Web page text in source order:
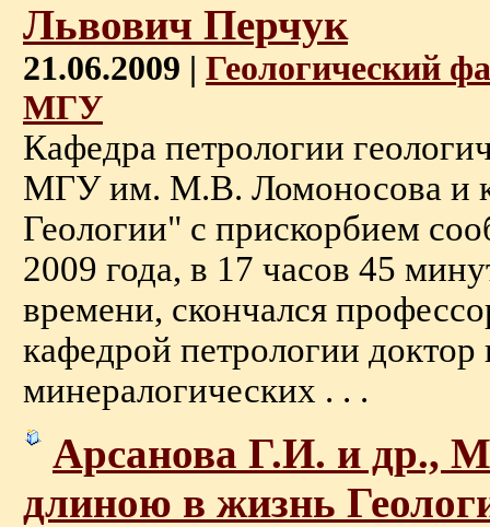
Львович Перчук
21.06.2009 | Геологический
МГУ
Кафедра петрологии
МГУ им. М.В. Ломоносова и
Геологии" с прискорбием
2009 года, в 17 часов 45
времени, скончался
кафедрой петрологии доктор
минералогических . . .
Арсанова Г.И. и др.,
длиною в жизнь